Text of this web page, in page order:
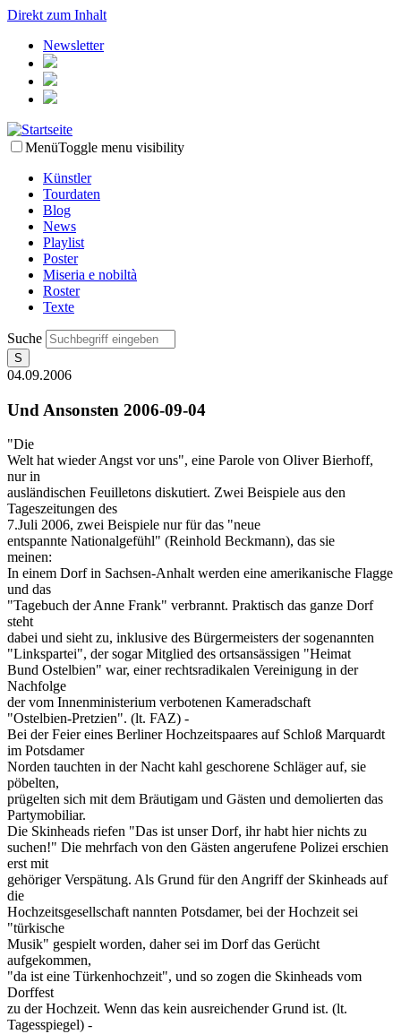
Direkt zum Inhalt
Newsletter
MenüToggle menu visibility
Künstler
Tourdaten
Blog
News
Playlist
Poster
Miseria e nobiltà
Roster
Texte
Suche
04.09.2006
Und Ansonsten 2006-09-04
"Die
Welt hat wieder Angst vor uns", eine Parole von Oliver Bierhoff,
nur in
ausländischen Feuilletons diskutiert. Zwei Beispiele aus den
Tageszeitungen des
7.Juli 2006, zwei Beispiele nur für das "neue
entspannte Nationalgefühl" (Reinhold Beckmann), das sie
meinen:
In einem Dorf in Sachsen-Anhalt werden eine amerikanische Flagge
und das
"Tagebuch der Anne Frank" verbrannt. Praktisch das ganze Dorf
steht
dabei und sieht zu, inklusive des Bürgermeisters der sogenannten
"Linkspartei", der sogar Mitglied des ortsansässigen "Heimat
Bund Ostelbien" war, einer rechtsradikalen Vereinigung in der
Nachfolge
der vom Innenministerium verbotenen Kameradschaft
"Ostelbien-Pretzien". (lt. FAZ) -
Bei der Feier eines Berliner Hochzeitspaares auf Schloß Marquardt
im Potsdamer
Norden tauchten in der Nacht kahl geschorene Schläger auf, sie
pöbelten,
prügelten sich mit dem Bräutigam und Gästen und demolierten das
Partymobiliar.
Die Skinheads riefen "Das ist unser Dorf, ihr habt hier nichts zu
suchen!" Die mehrfach von den Gästen angerufene Polizei erschien
erst mit
gehöriger Verspätung. Als Grund für den Angriff der Skinheads auf
die
Hochzeitsgesellschaft nannten Potsdamer, bei der Hochzeit sei
"türkische
Musik" gespielt worden, daher sei im Dorf das Gerücht
aufgekommen,
"da ist eine Türkenhochzeit", und so zogen die Skinheads vom
Dorffest
zu der Hochzeit. Wenn das kein ausreichender Grund ist. (lt.
Tagesspiegel) -